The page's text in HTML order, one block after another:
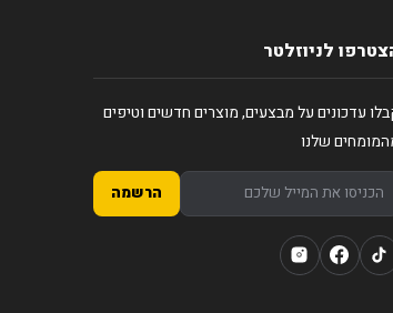
לניוזלטר
עדכונים על מבצעים, מוצרים חדשים וטיפים
שלנו
הרשמה